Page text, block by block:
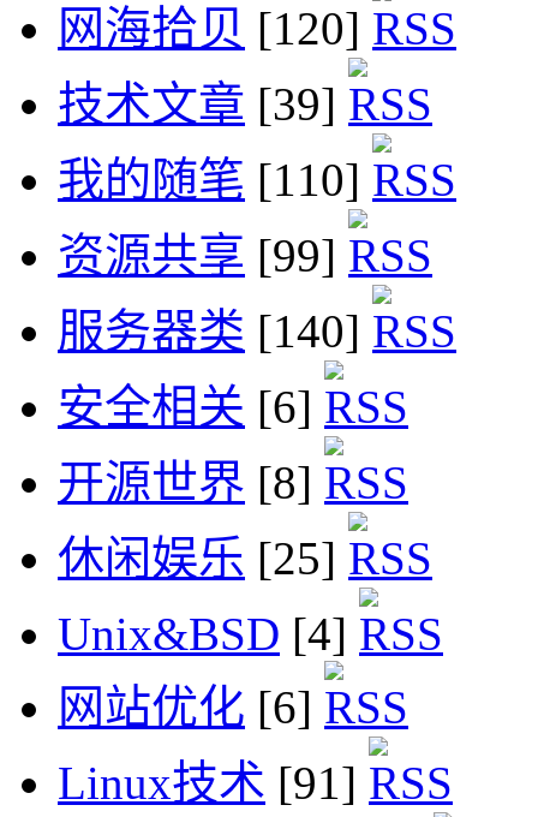
网海拾贝 [120]
技术文章 [39]
我的随笔 [110]
资源共享 [99]
服务器类 [140]
安全相关 [6]
开源世界 [8]
休闲娱乐 [25]
Unix&BSD [4]
网站优化 [6]
Linux技术 [91]